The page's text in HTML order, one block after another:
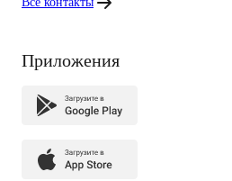
Приложения